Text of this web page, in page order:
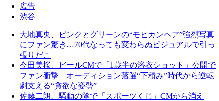
広告
渋谷
大地真央、ピンクとグリーンの“モヒカンヘア”強烈写真
にファン驚き…70代なっても変わらぬビジュアルで引っ
張りだこ
今田美桜、ビールCMで「1歳半の浴衣ショット」公開で
ファン衝撃 オーディション落選“下積み”時代から逆転
劇支える“貪欲な姿勢”
佐藤二朗、騒動の陰で「スポーツくじ」CMから消え